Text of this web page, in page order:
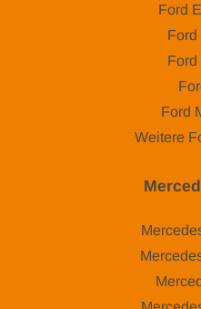
Ford
Ford
Ford
Ford
Weitere